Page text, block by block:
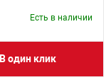
Есть в наличии
В один клик